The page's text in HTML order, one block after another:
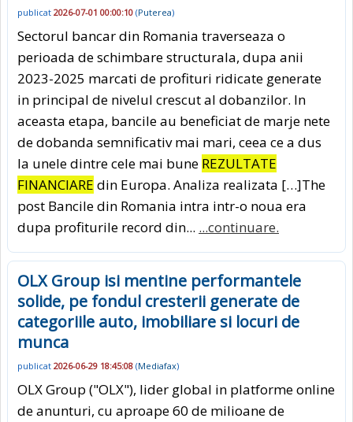
publicat 2026-07-01 00:00:10 (Puterea)
Sectorul bancar din Romania traverseaza o
perioada de schimbare structurala, dupa anii
2023-2025 marcati de profituri ridicate generate
in principal de nivelul crescut al dobanzilor. In
aceasta etapa, bancile au beneficiat de marje nete
de dobanda semnificativ mai mari, ceea ce a dus
la unele dintre cele mai bune REZULTATE
FINANCIARE din Europa. Analiza realizata […]The
post Bancile din Romania intra intr-o noua era
dupa profiturile record din... ...continuare.
OLX Group isi mentine performantele
solide, pe fondul cresterii generate de
categoriile auto, imobiliare si locuri de
munca
publicat 2026-06-29 18:45:08 (Mediafax)
OLX Group ("OLX"), lider global in platforme online
de anunturi, cu aproape 60 de milioane de